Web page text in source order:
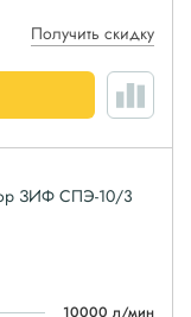
Получить скидку
ЗИФ СПЭ-10/3
10000 л/мин